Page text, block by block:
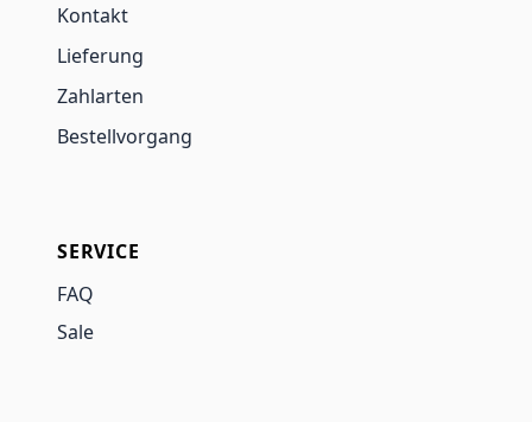
Kontakt
Lieferung
Zahlarten
Bestellvorgang
SERVICE
FAQ
Sale